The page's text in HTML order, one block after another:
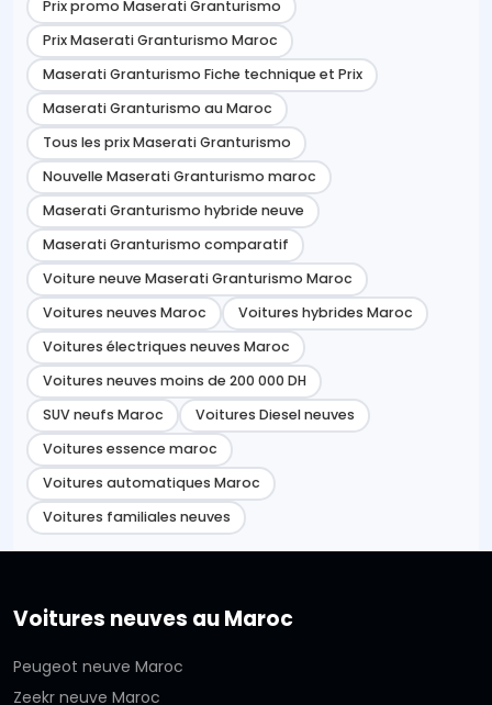
Prix promo Maserati Granturismo
Prix Maserati Granturismo Maroc
Maserati Granturismo Fiche technique et Prix
Maserati Granturismo au Maroc
Tous les prix Maserati Granturismo
Nouvelle Maserati Granturismo maroc
Maserati Granturismo hybride neuve
Maserati Granturismo comparatif
Voiture neuve Maserati Granturismo Maroc
Voitures neuves Maroc
Voitures hybrides Maroc
Voitures électriques neuves Maroc
Voitures neuves moins de 200 000 DH
SUV neufs Maroc
Voitures Diesel neuves
Voitures essence maroc
Voitures automatiques Maroc
Voitures familiales neuves
Voitures neuves au Maroc
Peugeot neuve Maroc
Zeekr neuve Maroc